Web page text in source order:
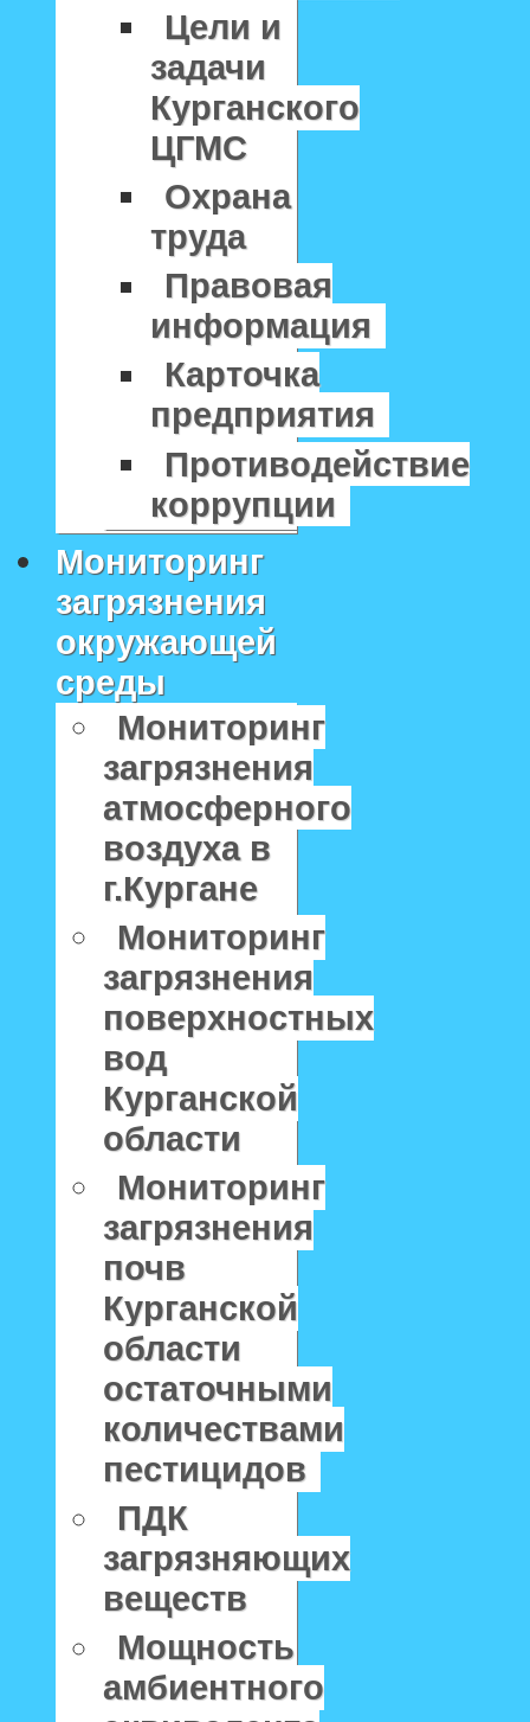
Цели и
задачи
Курганского
ЦГМС
Охрана
труда
Правовая
информация
Карточка
предприятия
Противодействие
коррупции
Мониторинг
загрязнения
окружающей
среды
Мониторинг
загрязнения
атмосферного
воздуха в
г.Кургане
Мониторинг
загрязнения
поверхностных
вод
Курганской
области
Мониторинг
загрязнения
почв
Курганской
области
остаточными
количествами
пестицидов
ПДК
загрязняющих
веществ
Мощность
амбиентного